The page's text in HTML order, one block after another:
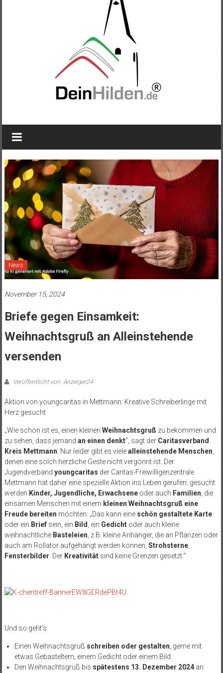
News
November 15, 2024
Briefe gegen Einsamkeit:
Weihnachtsgruß an Alleinstehende
versenden
Veröffentlicht von: Anzeiger24
Aktion von youngcaritas in Mettmann: Kreative Schreiberlinge mit
Herz gesucht
„Wie schön ist es, einen kleinen Weihnachtsgruß zu bekommen und
zu sehen, dass jemand an einen denkt“, sagt der Caritasverband
Kreis Mettmann. Nur leider gibt es vielealleinstehende Menschen,
denen eine solch herzliche Geste nicht vergönnt ist. Der
Jugendverband youngcaritas der Caritas-Freiwilligenzentrale
Mettmann hat daher eine spezielle Aktion ins Leben gerufen: gesucht
werden Kinder, Jugendliche, Erwachseneoder auch Familien, die
einsamen Menschen mit einem kleinen Weihnachtsgruß eine
Freude bereiten möchten: „Das kann eine schön gestaltete Karte
oder ein Briefsein, ein Bild, ein Gedichtoder auch kleine
weihnachtliche Basteleien, z.B. kleine Anhänger, die an Pflanzen oder
auch am Rollator aufgehängt werden können, Strohsterne,
Fensterbilder. Der Kreativitätsind keine Grenzen gesetzt.“
Und so geht’s:
Einen Weihnachtsgruß schreiben oder gestalten , gerne mit
etwas Gebasteltem, einem Gedicht oder einem Bild.
Den Weihnachtsgruß bis spätestens 13. Dezember 2024an